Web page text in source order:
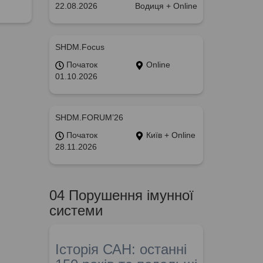
22.08.2026 Водиця + Online
SHDM.Focus
Початок
01.10.2026
Online
SHDM.FORUM’26
Початок
28.11.2026
Київ + Online
04 Порушення імунної
системи
Історія САН: останні